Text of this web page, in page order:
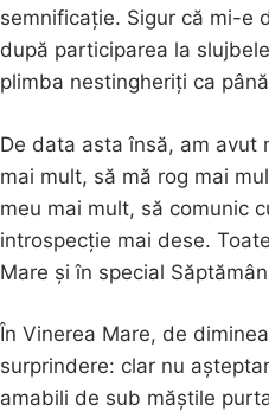
semnificație. Sigur că mi-e
după participarea la
plimba nestingheriți ca
De data asta însă, am
mai mult, să mă rog mai
meu mai mult, să comunic
introspecție mai dese.
Mare și în special
În Vinerea Mare, de
surprindere: clar nu
amabili de sub măștile